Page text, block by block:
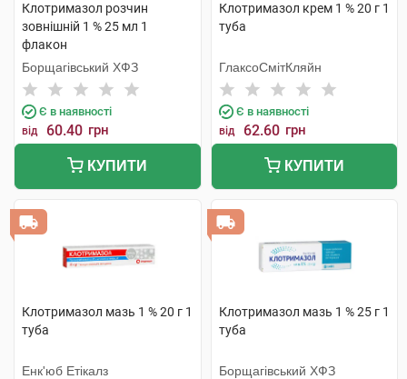
Клотримазол розчин
зовнішній 1 % 25 мл 1
флакон
Борщагівський ХФЗ
Є в наявності
від 60.40 грн
КУПИТИ
Клотримазол крем 1 % 20 г 1
туба
ГлаксоСмітКляйн
Є в наявності
від 62.60 грн
КУПИТИ
Клотримазол мазь 1 % 20 г 1
туба
Енк'юб Етікалз
Клотримазол мазь 1 % 25 г 1
туба
Борщагівський ХФЗ